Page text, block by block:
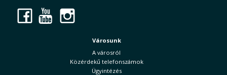
Facebook
YouTube
Városunk
A városról
Közérdekű telefonszámok
Ügyintézés